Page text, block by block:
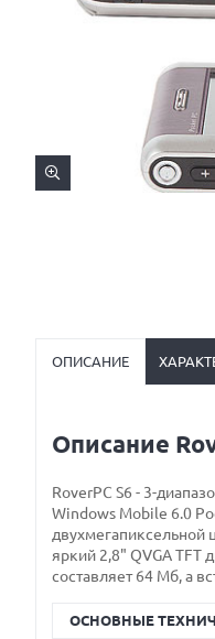
ОПИСАНИЕ
Описание
RoverPC S6 - 3-
Windows Mobile 6.0
яркий 2,8" QVGA
составляет 64 Мб, а
ОСНОВНЫЕ